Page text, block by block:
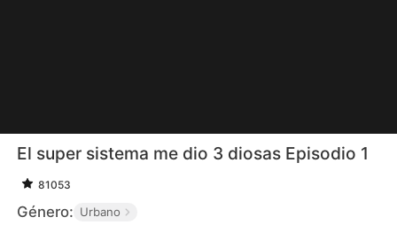
El super sistema me dio 3 diosas Episodio 1
81053
Género: Urbano